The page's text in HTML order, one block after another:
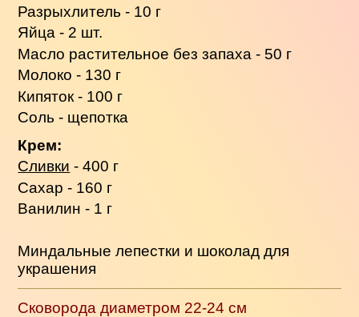
Разрыхлитель - 10 г
Яйца - 2 шт.
Масло растительное без запаха - 50 г
Молоко - 130 г
Кипяток - 100 г
Соль - щепотка
Крем:
Сливки - 400 г
Сахар - 160 г
Ванилин - 1 г
Миндальные лепестки и шоколад для
украшения
Сковорода диаметром 22-24 см